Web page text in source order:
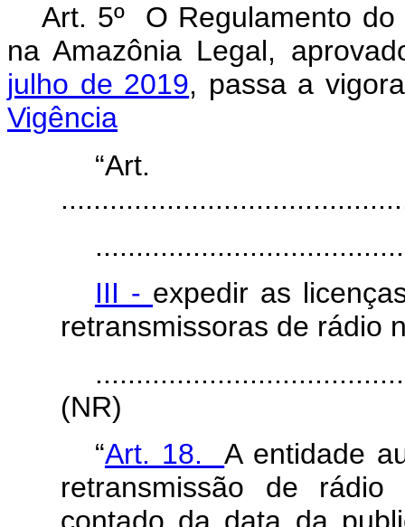
Art. 5º O Regulamento
na Amazônia Legal,
julho de 2019, passa a
Vigência
III - expedir as
retransmissoras de rádio
(NR)
“Art. 18.A entidade
retransmissão de